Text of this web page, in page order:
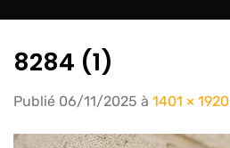
8284 (1)
Publié 06/11/2025 à 1401 × 1920